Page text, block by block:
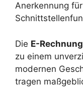
Anerkennung
Die E-
zu einem
modernen
tragen